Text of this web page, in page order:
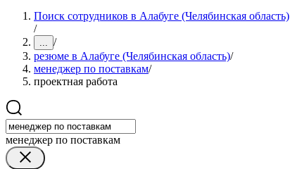
Поиск сотрудников в Алабуге (Челябинская область)
/
... /
резюме в Алабуге (Челябинская область)/
менеджер по поставкам/
проектная работа
менеджер по поставкам